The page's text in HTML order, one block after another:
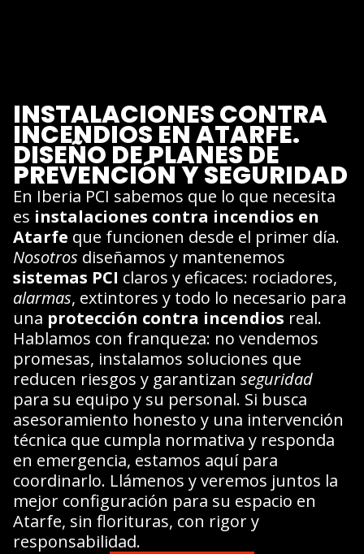
INSTALACIONES CONTRA
INCENDIOS EN ATARFE.
DISEÑO DE PLANES DE
PREVENCIÓN Y SEGURIDAD
En Iberia PCI sabemos que lo que necesita
es instalaciones contra incendios en
Atarfe que funcionen desde el primer día.
Nosotros diseñamos y mantenemos
sistemas PCI claros y eficaces: rociadores,
alarmas, extintores y todo lo necesario para
una protección contra incendios real.
Hablamos con franqueza: no vendemos
promesas, instalamos soluciones que
reducen riesgos y garantizan seguridad
para su equipo y su personal. Si busca
asesoramiento honesto y una intervención
técnica que cumpla normativa y responda
en emergencia, estamos aquí para
coordinarlo. Llámenos y veremos juntos la
mejor configuración para su espacio en
Atarfe, sin florituras, con rigor y
responsabilidad.